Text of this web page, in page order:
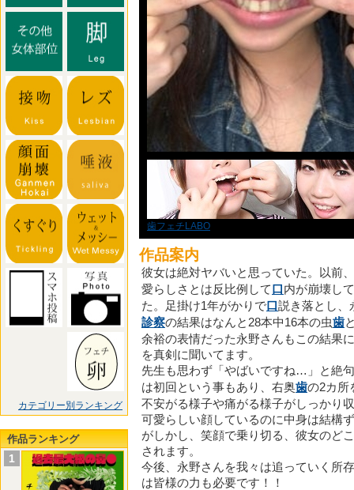
カテゴリー別ランキング
作品ランキング
1
歯フェチLABO
作品案内
彼女は絶対ヤバいと思っていた。以前、
愛らしさとは反比例して 口 内が崩壊し
た。足掛け1年がかりで口説き落とし、
診察の結果はなんと28本中16本の虫歯
余裕の表情だった永野さんもこの結果
を真剣に聞いてます。
先生も思わず「やばいですね…」と絶
は初回という事もあり、右奥歯の2カ所
不安がる様子や痛がる様子がしっかり
可愛らしい顔しているのに中身は結構
がしかし、笑顔で乗り切る、彼女のど
されます。
今後、永野さんを我々は追っていく所
は皆様の力も必要です！！